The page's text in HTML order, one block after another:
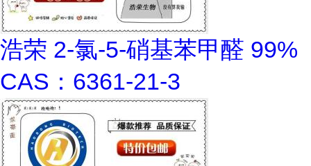
浩荣 2-氯-5-硝基苯甲醛 99%
CAS：6361-21-3